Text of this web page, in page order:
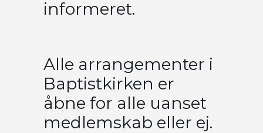
informeret.
Alle arrangementer i
Baptistkirken er
åbne for alle uanset
medlemskab eller ej.